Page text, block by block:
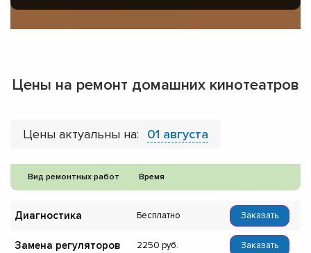
Цены на ремонт домашних кинотеатров
Цены актуальны на: 01 августа
Вид ремонтных работ Время
Диагностика Бесплатно Заказать
Замена регуляторов 2250 Заказать